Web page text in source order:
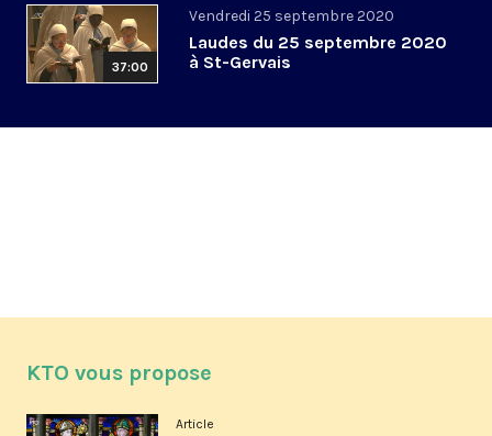
37:00
Vendredi 25 septembre 2020
Laudes du 25 septembre 2020
à St-Gervais
KTO vous propose
Article